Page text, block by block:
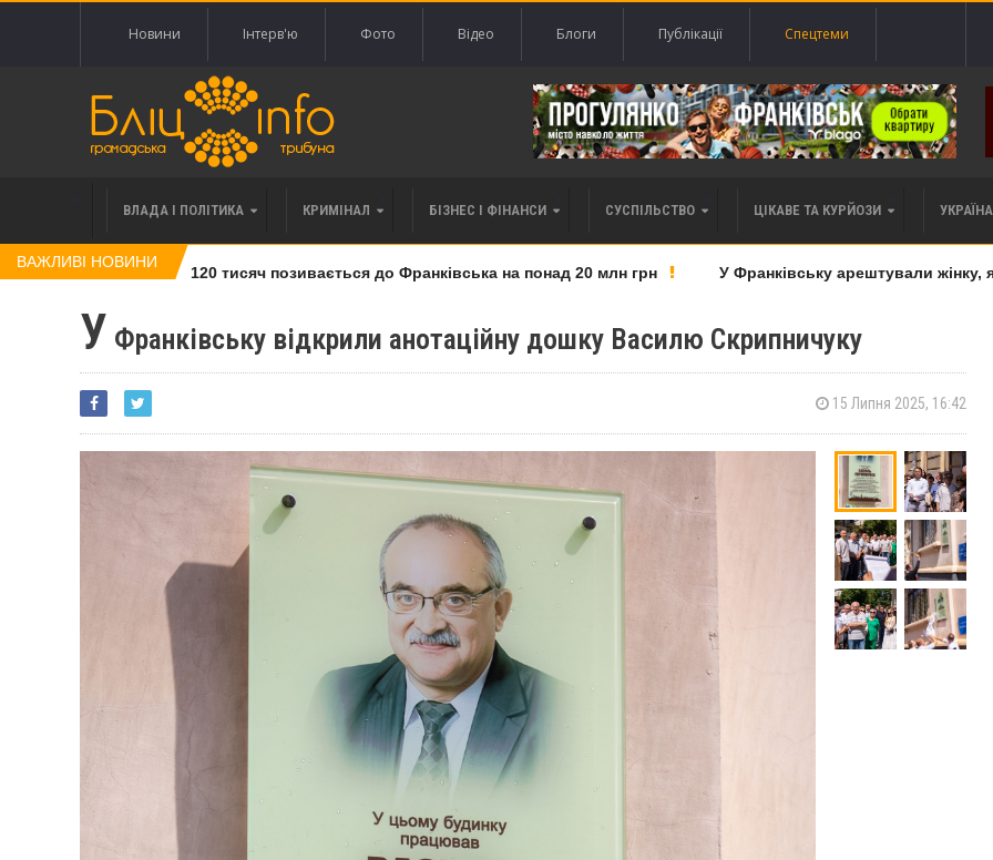
Новини Інтерв'ю Фото Відео Блоги Публікації Спецтеми
ВЛАДА І ПОЛІТИКА КРИМІНАЛ БІЗНЕС І ФІНАНСИ СУСПІЛЬСТВО ЦІКАВЕ ТА КУРЙОЗИ
ВАЖЛИВІ НОВИНИ
права вимоги за 120 тисяч позивається до Франківська на понад 20 млн грн У Франківську арештували жінку,
У Франківську відкрили анотаційну дошку Василю Скрипничуку
15 Липня 2025, 16:42